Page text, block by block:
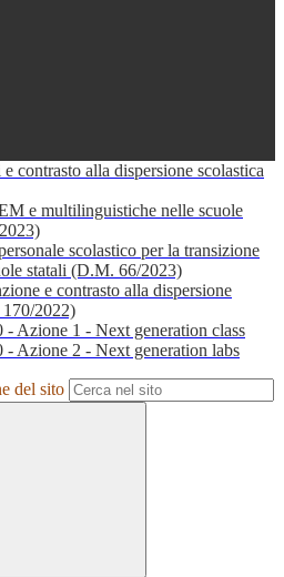
contrasto alla dispersione scolastica
e multilinguistiche nelle scuole
scolastico per la transizione
statali (D.M. 66/2023)
e contrasto alla dispersione
2022)
- Azione 1 - Next generation class
- Azione 2 - Next generation labs
del sito